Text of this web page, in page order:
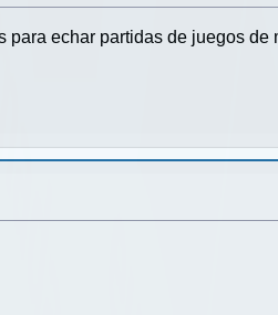
echar partidas de juegos de